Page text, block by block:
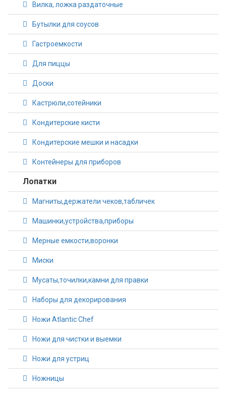
Вилка, ложка раздаточные
Бутылки для соусов
Гастроемкости
Для пиццы
Доски
Кастрюли,сотейники
Кондитерские кисти
Кондитерские мешки и насадки
Контейнеры для приборов
Лопатки
Магниты,держатели чеков,табличек
Машинки,устройства,приборы
Мерные емкости,воронки
Миски
Мусаты,точилки,камни для правки
Наборы для декорирования
Ножи Atlantic Chef
Ножи для чистки и выемки
Ножи для устриц
Ножницы